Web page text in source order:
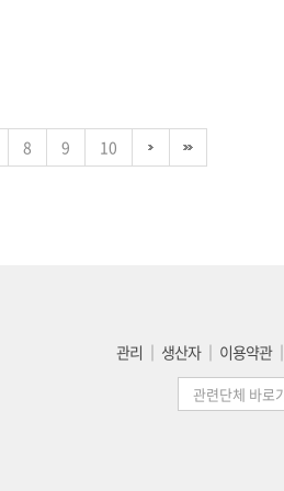
8 9 10
관리 │ 생산자│ 이용약관│